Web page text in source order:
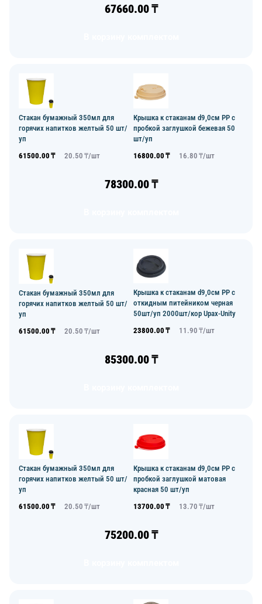
67660.00₸
Стакан бумажный 350мл для
горячих напитков желтый 50 шт/
уп
61500.00 ₸ 20.50 ₸/шт
Крышка к стаканам d9,0см PP с
пробкой заглушкой бежевая 50
шт/уп
16800.00 ₸ 16.80 ₸/шт
78300.00₸
Стакан бумажный 350мл для
горячих напитков желтый 50 шт/
уп
61500.00 ₸ 20.50 ₸/шт
Крышка к стаканам d9,0см PP с
откидным питейником черная
50шт/уп 2000шт/кор Upax-Unity
23800.00 ₸ 11.90 ₸/шт
85300.00₸
Стакан бумажный 350мл для
горячих напитков желтый 50 шт/
уп
61500.00 ₸ 20.50 ₸/шт
Крышка к стаканам d9,0см PP с
пробкой заглушкой матовая
красная 50 шт/уп
13700.00 ₸ 13.70 ₸/шт
75200.00₸